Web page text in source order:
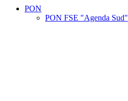
PON
PON FSE "Agenda Sud"